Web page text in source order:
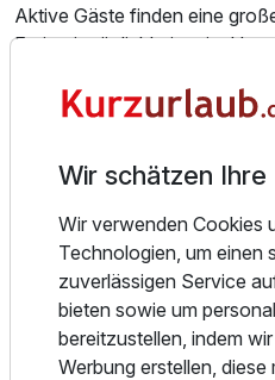
Aktive Gäste finden eine
Freitzeitmöglichkeiten im
Einzelbausteinen aus
In unserem Restaurant
feine, regionale & saisonale
individuellen
unsere Küche eine spezielle
Sonnenmonaten lädt unsere
Verweilen ein. Gegen den
unserer Hotelbar an.
Wir schätzen
Wir verwenden Cookies
Technologien, um einen
zuverlässigen Service
bieten sowie um
bereitzustellen, indem
Werbung erstellen,